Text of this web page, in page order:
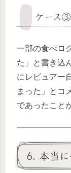
ケース
一部の食べロ
た」と書き込
にレビュアー
まった」とコ
であったこと
6. 本当